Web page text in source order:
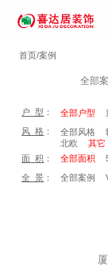
首页/案例
全部
户 型 ： 全部户型
风 格 ： 全部风格
北欧
其它
面 积 ： 全部面积
全 景 ： 全部案例